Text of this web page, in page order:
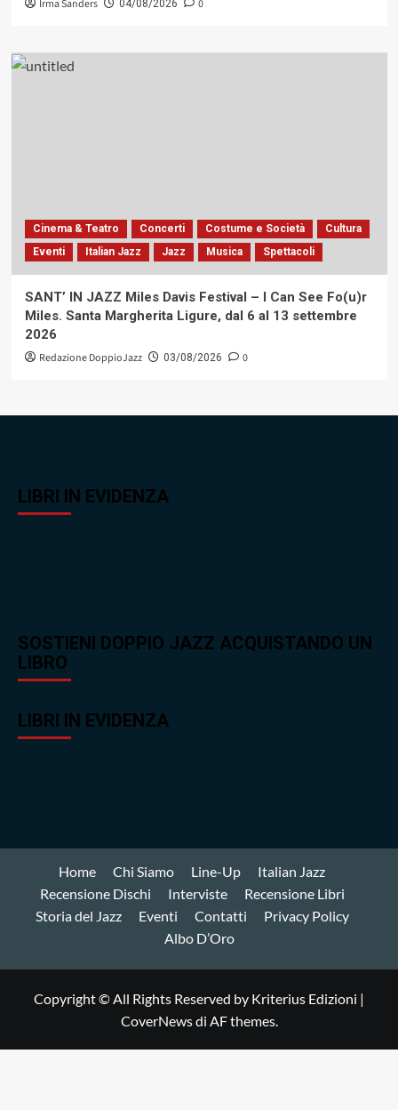
Irma Sanders 04/08/2026 0
Cinema & Teatro Concerti Costume e Società
Cultura
Eventi
Italian Jazz Jazz Musica Spettacoli
SANT’ IN JAZZ Miles Davis Festival – I Can See Fo(u)r
Miles. Santa Margherita Ligure, dal 6 al 13 settembre
2026
Redazione DoppioJazz 03/08/2026 0
LIBRI IN EVIDENZA
SOSTIENI DOPPIO JAZZ ACQUISTANDO UN
LIBRO
LIBRI IN EVIDENZA
Home Chi Siamo Line-Up
Italian Jazz
Recensione Dischi
Interviste
Recensione Libri
Storia del Jazz
Eventi Contatti
Privacy Policy
Albo D’Oro
Copyright © All Rights Reserved by Kriterius Edizioni |
CoverNewsdi AF themes.